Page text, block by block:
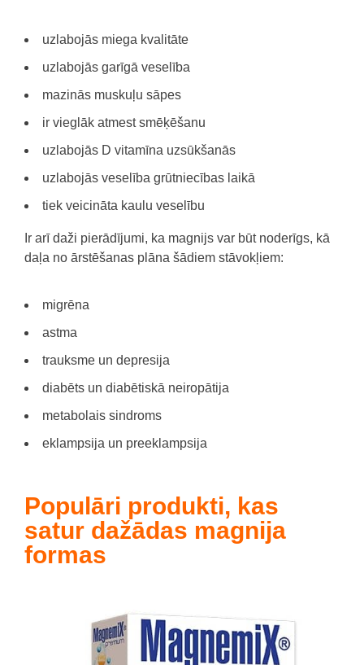
uzlabojās miega kvalitāte
uzlabojās garīgā veselība
mazinās muskuļu sāpes
ir vieglāk atmest smēķēšanu
uzlabojās D vitamīna uzsūkšanās
uzlabojās veselība grūtniecības laikā
tiek veicināta kaulu veselību
Ir arī daži pierādījumi, ka magnijs var būt noderīgs, kā
daļa no ārstēšanas plāna šādiem stāvokļiem:
migrēna
astma
trauksme un depresija
diabēts un diabētiskā neiropātija
metabolais sindroms
eklampsija un preeklampsija
Populāri produkti, kas
satur dažādas magnija
formas